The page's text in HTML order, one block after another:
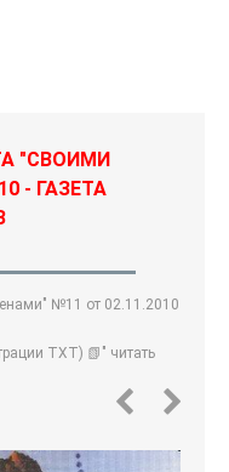
"СВОИМИ
- ГАЗЕТА
№11 от 02.11.2010
TXT) 📗" читать